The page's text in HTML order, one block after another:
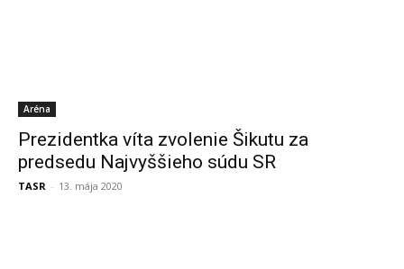
Aréna
Prezidentka víta zvolenie Šikutu za
predsedu Najvyššieho súdu SR
TASR - 13. mája 2020